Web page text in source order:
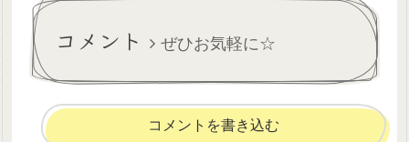
り前のことかもしれないけ
ど、私にとっては大きな進歩
だよ。経...
ーダーナースがいろいろ指示
れた。...
コメント ぜひお気軽に☆
コメントを書き込む